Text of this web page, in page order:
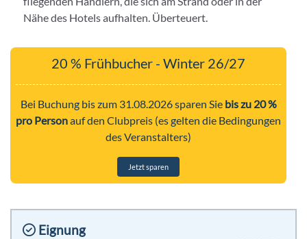
Eignung
20 % Frühbucher - Winter 26/27
Bei Buchung bis zum 31.08.2026 sparen Sie bis zu 20 %
pro Personauf den Clubpreis (es gelten die Bedingungen
des Veranstalters)
Jetzt sparen
Nähe des Hotels aufhalten. Überteuert.